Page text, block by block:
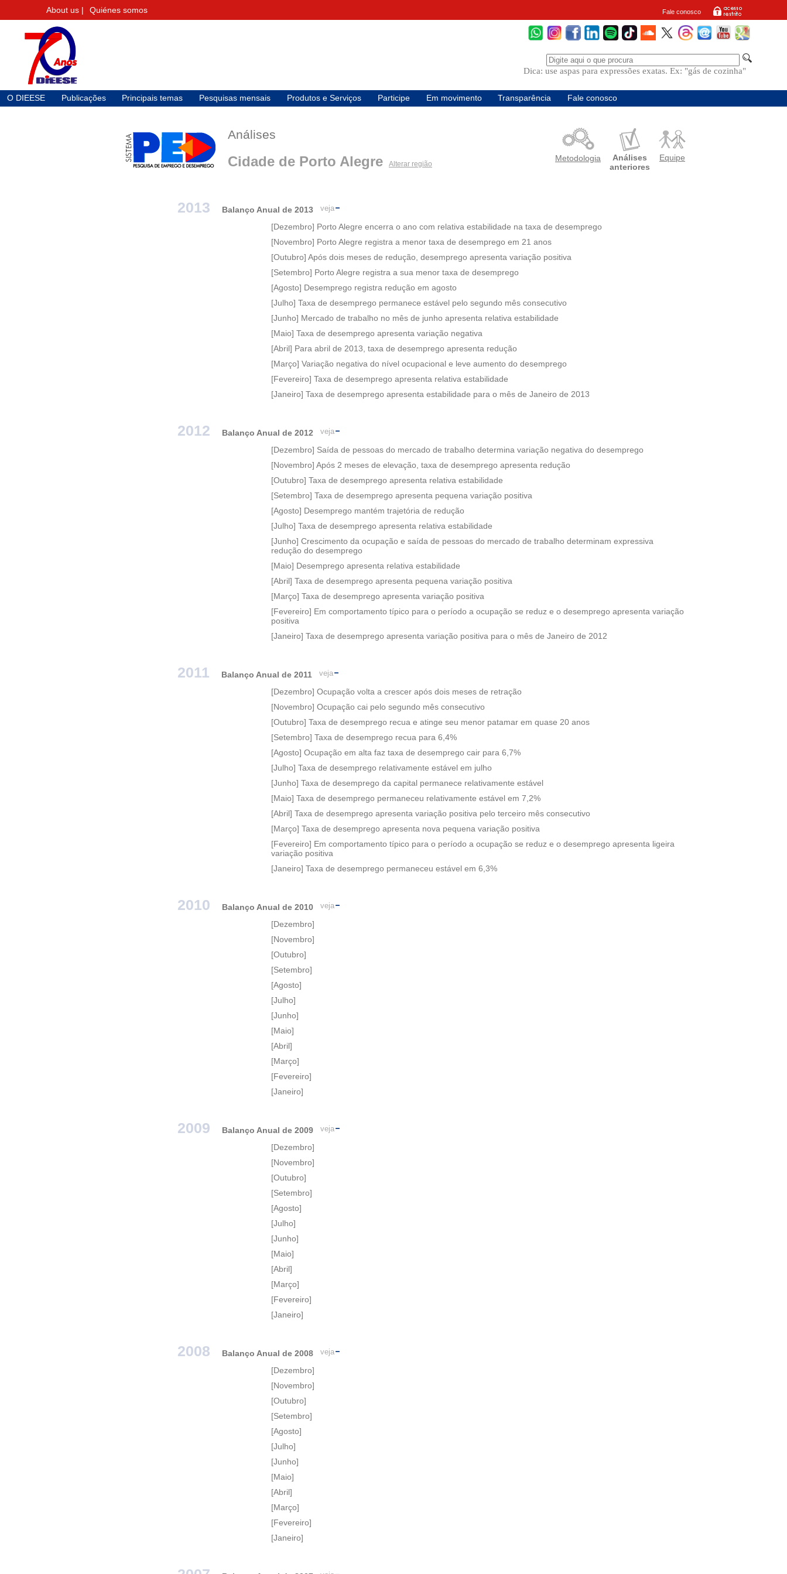
About us | Quiénes somos Fale conosco
Dica: use aspas para expressões exatas. Ex: "gás de cozinha"
O DIEESE Publicações Principais temas Pesquisas mensais Produtos e Serviços Participe Em movimento Transparência Fale conosco
Metodologia
Análises
anteriores
Equipe
Análises
Cidade de Porto Alegre Alterar região
2013 Balanço Anual de 2013 veja
[Dezembro] Porto Alegre encerra o ano com relativa estabilidade na taxa de desemprego
[Novembro] Porto Alegre registra a menor taxa de desemprego em 21 anos
[Outubro] Após dois meses de redução, desemprego apresenta variação positiva
[Setembro] Porto Alegre registra a sua menor taxa de desemprego
[Agosto] Desemprego registra redução em agosto
[Julho] Taxa de desemprego permanece estável pelo segundo mês consecutivo
[Junho] Mercado de trabalho no mês de junho apresenta relativa estabilidade
[Maio] Taxa de desemprego apresenta variação negativa
[Abril] Para abril de 2013, taxa de desemprego apresenta redução
[Março] Variação negativa do nível ocupacional e leve aumento do desemprego
[Fevereiro] Taxa de desemprego apresenta relativa estabilidade
[Janeiro] Taxa de desemprego apresenta estabilidade para o mês de Janeiro de 2013
2012 Balanço Anual de 2012 veja
[Dezembro] Saída de pessoas do mercado de trabalho determina variação negativa do desemprego
[Novembro] Após 2 meses de elevação, taxa de desemprego apresenta redução
[Outubro] Taxa de desemprego apresenta relativa estabilidade
[Setembro] Taxa de desemprego apresenta pequena variação positiva
[Agosto] Desemprego mantém trajetória de redução
[Julho] Taxa de desemprego apresenta relativa estabilidade
[Junho] Crescimento da ocupação e saída de pessoas do mercado de trabalho determinam expressiva
redução do desemprego
[Maio] Desemprego apresenta relativa estabilidade
[Abril] Taxa de desemprego apresenta pequena variação positiva
[Março] Taxa de desemprego apresenta variação positiva
[Fevereiro] Em comportamento típico para o período a ocupação se reduz e o desemprego apresenta variação
positiva
[Janeiro] Taxa de desemprego apresenta variação positiva para o mês de Janeiro de 2012
2011 Balanço Anual de 2011 veja
[Dezembro] Ocupação volta a crescer após dois meses de retração
[Novembro] Ocupação cai pelo segundo mês consecutivo
[Outubro] Taxa de desemprego recua e atinge seu menor patamar em quase 20 anos
[Setembro] Taxa de desemprego recua para 6,4%
[Agosto] Ocupação em alta faz taxa de desemprego cair para 6,7%
[Julho] Taxa de desemprego relativamente estável em julho
[Junho] Taxa de desemprego da capital permanece relativamente estável
[Maio] Taxa de desemprego permaneceu relativamente estável em 7,2%
[Abril] Taxa de desemprego apresenta variação positiva pelo terceiro mês consecutivo
[Março] Taxa de desemprego apresenta nova pequena variação positiva
[Fevereiro] Em comportamento típico para o período a ocupação se reduz e o desemprego apresenta ligeira
variação positiva
[Janeiro] Taxa de desemprego permaneceu estável em 6,3%
2010 Balanço Anual de 2010 veja
[Dezembro]
[Novembro]
[Outubro]
[Setembro]
[Agosto]
[Julho]
[Junho]
[Maio]
[Abril]
[Março]
[Fevereiro]
[Janeiro]
2009 Balanço Anual de 2009 veja
[Dezembro]
[Novembro]
[Outubro]
[Setembro]
[Agosto]
[Julho]
[Junho]
[Maio]
[Abril]
[Março]
[Fevereiro]
[Janeiro]
2008 Balanço Anual de 2008 veja
[Dezembro]
[Novembro]
[Outubro]
[Setembro]
[Agosto]
[Julho]
[Junho]
[Maio]
[Abril]
[Março]
[Fevereiro]
[Janeiro]